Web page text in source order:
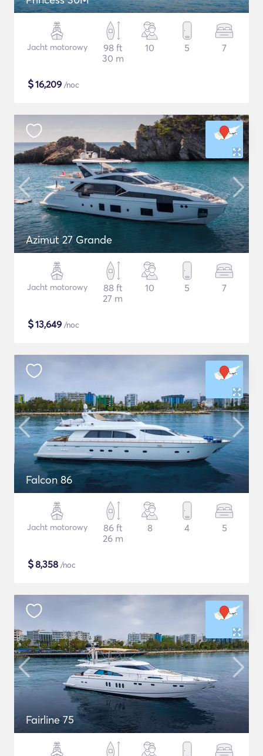
Jacht motorowy
98 ft
30 m
10 5 7
$16,209 /noc
Azimut 27 Grande
Jacht motorowy
88 ft
27 m
10 5 7
$13,649 /noc
Falcon 86
Jacht motorowy
86 ft
26 m
8 4 5
$8,358 /noc
Fairline 75